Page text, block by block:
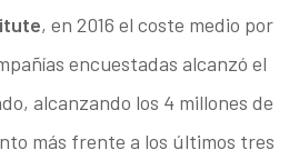
, en 2016 el coste medio por
encuestadas alcanzó el
alcanzando los 4 millones de
más frente a los últimos tres